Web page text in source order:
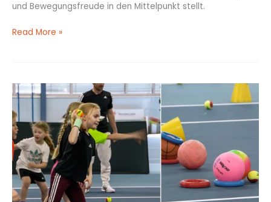
und Bewegungsfreude in den Mittelpunkt stellt.
Read More »
“Abräumen”:
Zielwerfen
mit
Tempo